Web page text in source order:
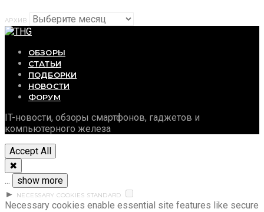
АРХИВ
ОБЗОРЫ
СТАТЬИ
ПОДБОРКИ
НОВОСТИ
ФОРУМ
IT-новости, обзоры смартфонов, гаджетов и
компьютерного железа
Accept All
✖
show more
►
NECESSARY COOKIES STANDARD
Necessary cookies enable essential site features like secure